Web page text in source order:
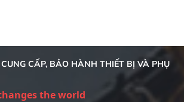
CẤP, BẢO HÀNH THIẾT BỊ VÀ PHỤ
the world